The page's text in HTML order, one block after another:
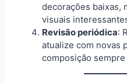
decorações baixas,
visuais
Revisão periódica:
atualize com novas
composição sempre